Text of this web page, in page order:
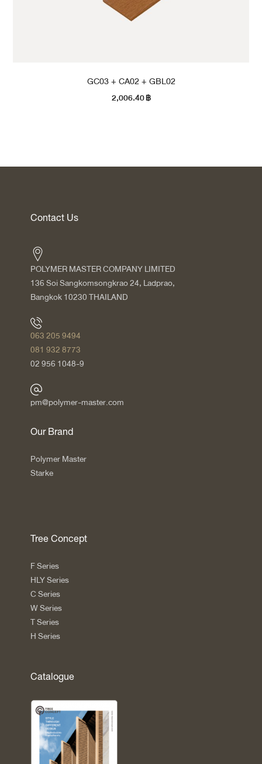
GC03 + CA02 + GBL02
2,006.40฿
Contact Us
POLYMER MASTER COMPANY LIMITED
136 Soi Sangkomsongkrao 24, Ladprao,
Bangkok 10230 THAILAND
063 205 9494
081 932 8773
02 956 1048-9
pm@polymer-master.com
Our Brand
Polymer Master
Starke
Tree Concept
F Series
HLY Series
C Series
W Series
T Series
H Series
Catalogue